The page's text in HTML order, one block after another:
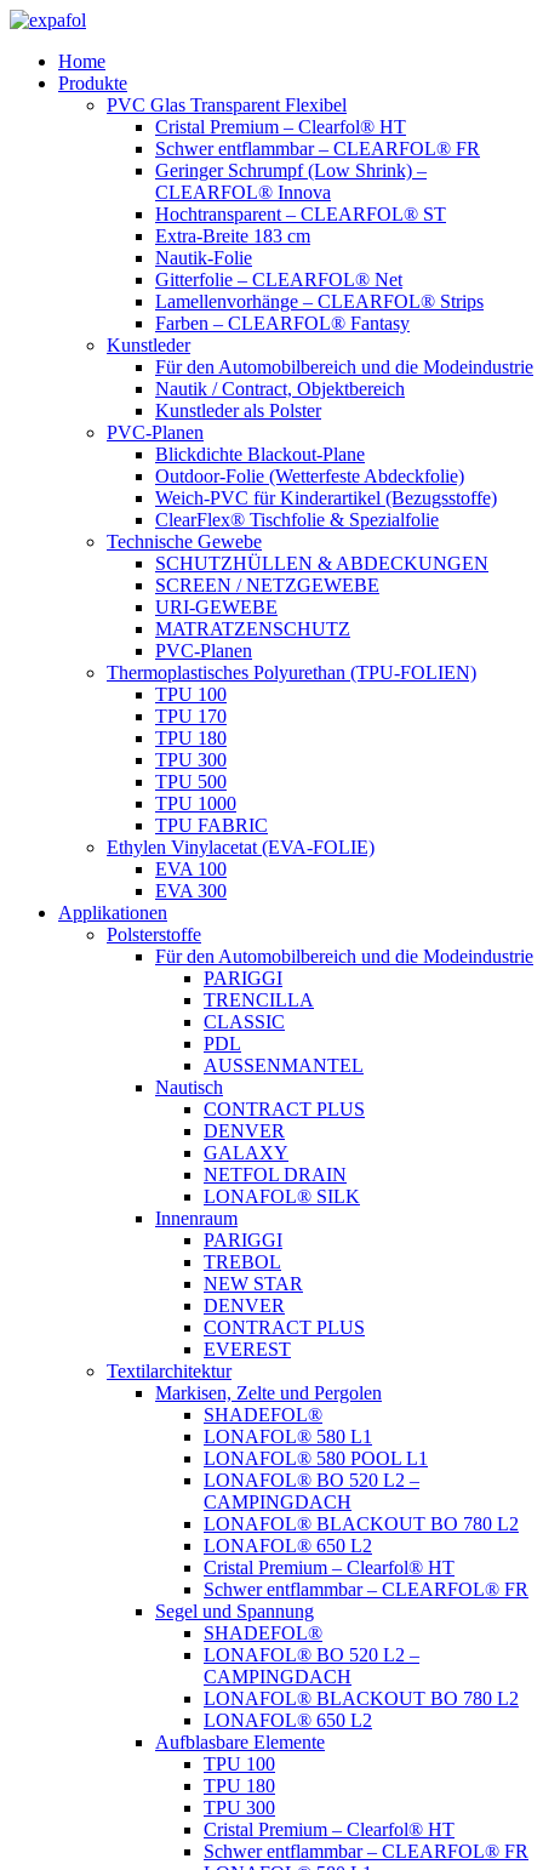
Zum
springenHome
Produkte
PVC Glas Transparent Flexibel
Cristal Premium – Clearfol® HT
Schwer entflammbar – CLEARFOL® FR
Geringer Schrumpf (Low Shrink) –
CLEARFOL® Innova
Hochtransparent – CLEARFOL® ST
Extra-Breite 183 cm
Nautik-Folie
Gitterfolie – CLEARFOL® Net
Lamellenvorhänge – CLEARFOL® Strips
Farben – CLEARFOL® Fantasy
Kunstleder
Für den Automobilbereich und die Modeindustrie
Nautik / Contract, Objektbereich
Kunstleder als Polster
PVC-Planen
Blickdichte Blackout-Plane
Outdoor-Folie (Wetterfeste Abdeckfolie)
Weich-PVC für Kinderartikel (Bezugsstoffe)
ClearFlex® Tischfolie & Spezialfolie
Technische Gewebe
SCHUTZHÜLLEN & ABDECKUNGEN
SCREEN / NETZGEWEBE
URI-GEWEBE
MATRATZENSCHUTZ
PVC-Planen
Thermoplastisches Polyurethan (TPU-FOLIEN)
TPU 100
TPU 170
TPU 180
TPU 300
TPU 500
TPU 1000
TPU FABRIC
Ethylen Vinylacetat (EVA-FOLIE)
EVA 100
EVA 300
Applikationen
Polsterstoffe
Für den Automobilbereich und die Modeindustrie
PARIGGI
TRENCILLA
CLASSIC
PDL
AUSSENMANTEL
Nautisch
CONTRACT PLUS
DENVER
GALAXY
NETFOL DRAIN
LONAFOL® SILK
Innenraum
PARIGGI
TREBOL
NEW STAR
DENVER
CONTRACT PLUS
EVEREST
Textilarchitektur
Markisen, Zelte und Pergolen
SHADEFOL®
LONAFOL® 580 L1
LONAFOL® 580 POOL L1
LONAFOL® BO 520 L2 –
CAMPINGDACH
LONAFOL® BLACKOUT BO 780 L2
LONAFOL® 650 L2
Cristal Premium – Clearfol® HT
Schwer entflammbar – CLEARFOL® FR
Segel und Spannung
SHADEFOL®
LONAFOL® BO 520 L2 –
CAMPINGDACH
LONAFOL® BLACKOUT BO 780 L2
LONAFOL® 650 L2
Aufblasbare Elemente
TPU 100
TPU 180
TPU 300
Cristal Premium – Clearfol® HT
Schwer entflammbar – CLEARFOL® FR